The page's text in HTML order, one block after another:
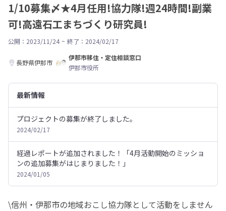
1/10募集〆★4月任用!協力隊!週24時間!副業
可!高遠石工まちづくり研究員!
公開：2023/11/24 ~ 終了：2024/02/17
長野県伊那市
伊那市移住・定住相談窓口
伊那市役所
最新情報
プロジェクトの募集が終了しました。
2024/02/17
経過レポートが追加されました！「4月活動開始のミッショ
ンの追加募集がはじまりました！」
2024/01/05
\信州・伊那市の地域おこし協力隊として活動をしません